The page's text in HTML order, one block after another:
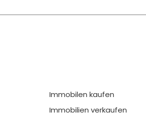
Immobilen kaufen
Immobilien verkaufen